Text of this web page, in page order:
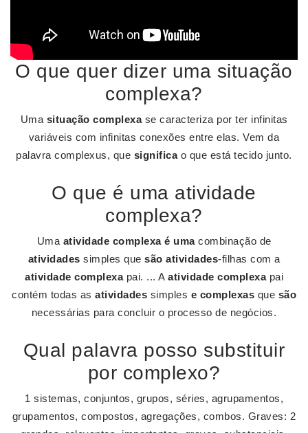
O que quer dizer uma situação
complexa?
Uma situação complexase caracteriza por ter infinitas
variáveis com infinitas conexões entre elas. Vem da
palavra complexus, que significao que está tecido junto.
O que é uma atividade
complexa?
Uma atividade complexa é umacombinação de
atividades simples que são atividades-filhas com a
atividade complexapai. ... A atividade complexapai
contém todas as atividades simples e complexas que são
necessárias para concluir o processo de negócios.
Qual palavra posso substituir
por complexo?
1 sistemas, conjuntos, grupos, séries, agrupamentos,
grupamentos, compostos, agregações, combos. Graves: 2